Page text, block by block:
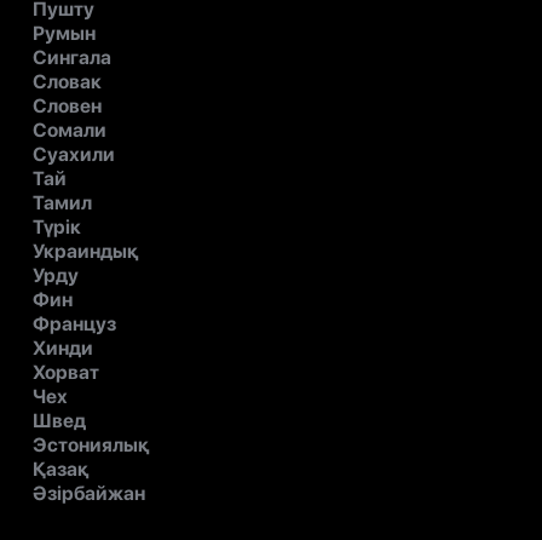
Пушту
Румын
Сингала
Словак
Словен
Сомали
Суахили
Тай
Тамил
Түрік
Украиндық
Урду
Фин
Француз
Хинди
Хорват
Чех
Швед
Эстониялық
Қазақ
Әзірбайжан